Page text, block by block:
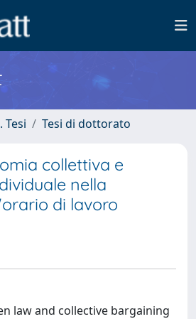
Tesi Tesi di dottorato
collettiva e
nella
di lavoro
law and collective bargaining